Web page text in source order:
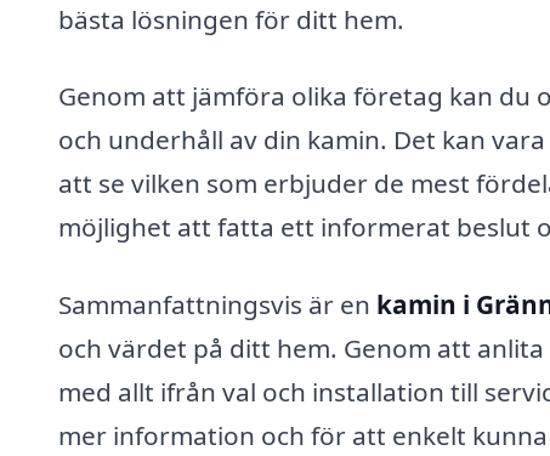
bästa lösningen för ditt hem.
Genom att jämföra olika företag kan du
och underhåll av din kamin. Det kan
att se vilken som erbjuder de mest
möjlighet att fatta ett informerat beslut
Sammanfattningsvis är en kamin i
och värdet på ditt hem. Genom att
med allt ifrån val och installation till
mer information och för att enkelt